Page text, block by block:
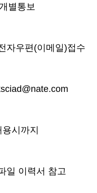
별통보
자우편(이메일)접수
시까지
일 이력서 참고